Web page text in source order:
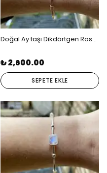
Doğal Ay taşı Dikdörtgen Rose Gümüş Bileklik
₺ 2,600.00
SEPETE EKLE